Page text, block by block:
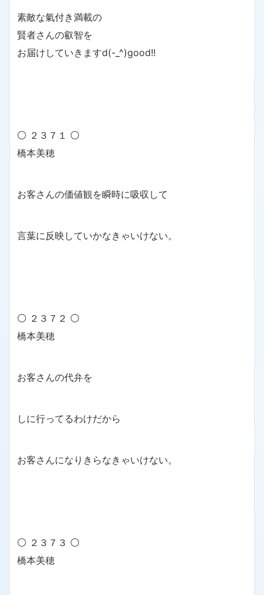
素敵な氣付き満載の
賢者さんの叡智を
お届けしていきますd(-_^)good!!
⚪ ２３７１ ⚪
橋本美穂
お客さんの価値観を瞬時に吸収して
言葉に反映していかなきゃいけない。
⚪ ２３７２ ⚪
橋本美穂
お客さんの代弁を
しに行ってるわけだから
お客さんになりきらなきゃいけない。
⚪ ２３７３ ⚪
橋本美穂